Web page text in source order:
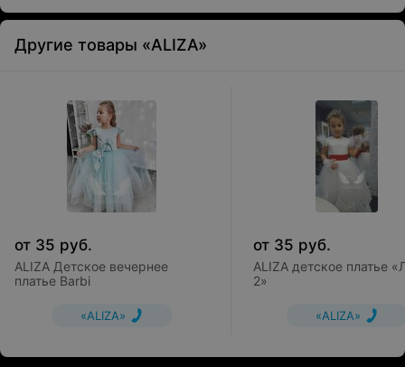
Другие товары «ALIZA»
от 35 руб.
ALIZA Детское вечернее
платье Barbi
«ALIZA»
от 35 руб.
ALIZA детское платье
2»
«ALIZA»